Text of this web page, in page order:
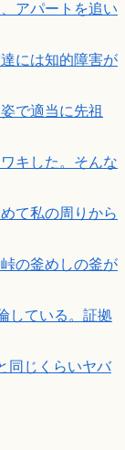
アパートを追い
には知的障害が
で適当に先祖
キした。そんな
て私の周りから
の釜めしの釜が
している。証拠
同じくらいヤバ